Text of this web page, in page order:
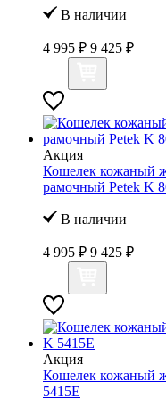
В наличии
4 995 ₽ 9 425 ₽
Акция
Кошелек кожаный
рамочный Petek K
В наличии
4 995 ₽ 9 425 ₽
Акция
Кошелек кожаный
5415Е